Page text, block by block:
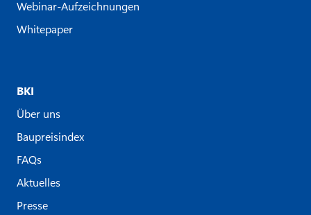
Webinar-Aufzeichnungen
Whitepaper
BKI
Über uns
Baupreisindex
FAQs
Aktuelles
Presse